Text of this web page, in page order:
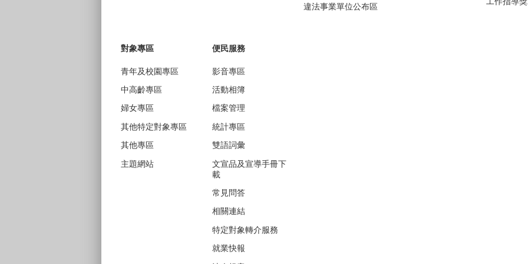
違法事業單位公布區
對象專區
青年及校園專區
中高齡專區
婦女專區
其他特定對象專區
其他專區
主題網站
便民服務
影音專區
活動相簿
檔案管理
統計專區
雙語詞彙
文宣品及宣導手冊下
載
常見問答
相關連結
特定對象轉介服務
就業快報